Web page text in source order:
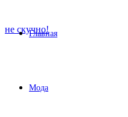
не скучно!
Главная
Мода